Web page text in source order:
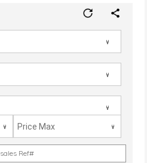
Price Max
Ref#